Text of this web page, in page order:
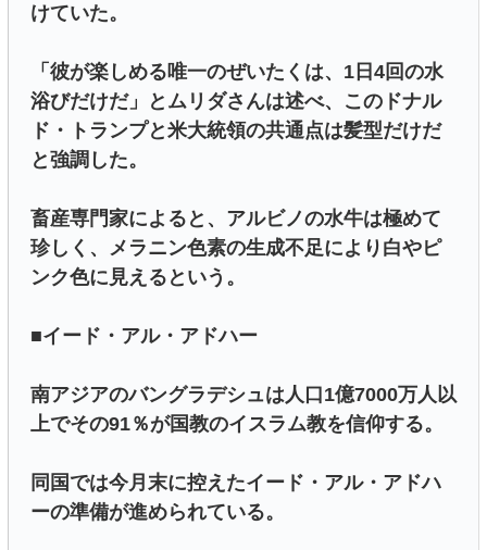
けていた。
「彼が楽しめる唯一のぜいたくは、1日4回の水
浴びだけだ」とムリダさんは述べ、このドナル
ド・トランプと米大統領の共通点は髪型だけだ
と強調した。
畜産専門家によると、アルビノの水牛は極めて
珍しく、メラニン色素の生成不足により白やピ
ンク色に見えるという。
■イード・アル・アドハー
南アジアのバングラデシュは人口1億7000万人以
上でその91％が国教のイスラム教を信仰する。
同国では今月末に控えたイード・アル・アドハ
ーの準備が進められている。